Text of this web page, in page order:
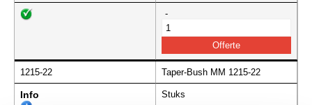
-
1215-22 Taper-Bush MM 1215-22
Info Stuks